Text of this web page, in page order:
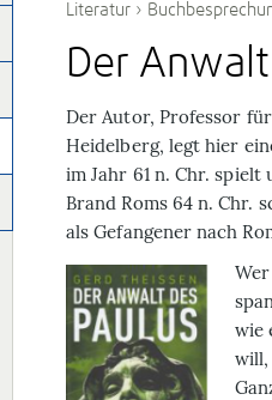
Literatur ›
Der
Der Autor, Professor
Heidelberg, legt hier
im Jahr 61 n. Chr.
Brand Roms 64 n. Chr.
als Gefangener nach
wie
will,